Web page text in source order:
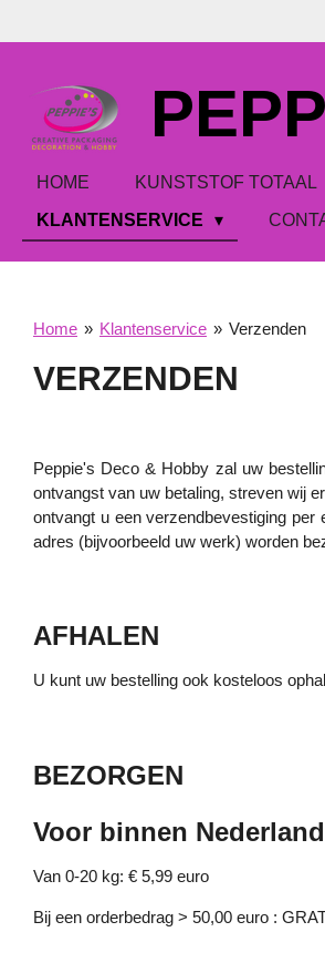
direct
hoofdinhoud
HOME KUNSTSTOF TOTAAL
KLANTENSERVICE
Home » Klantenservice » Verzenden
VERZENDEN
Peppie's Deco & Hobby zal uw
ontvangst van uw betaling, streven wij
ontvangt u een verzendbevestiging
adres (bijvoorbeeld uw werk) worden
AFHALEN
U kunt uw bestelling ook kosteloos
BEZORGEN
Voor binnen
Van 0-20 kg: € 5,99 euro
Bij een orderbedrag > 50,00 euro :